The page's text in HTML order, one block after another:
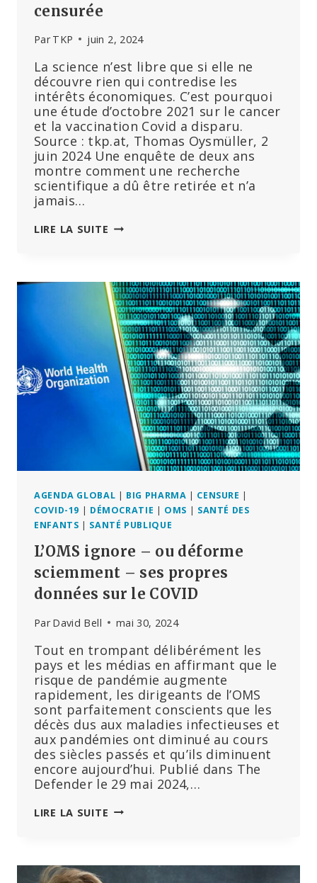
censurée
Par TKP juin 2, 2024
La science n’est libre que si elle ne
découvre rien qui contredise les
intérêts économiques. C’est pourquoi
une étude d’octobre 2021 sur le cancer
et la vaccination Covid a disparu.
Source : tkp.at, Thomas Oysmüller, 2
juin 2024 Une enquête de deux ans
montre comment une recherche
scientifique a dû être retirée et n’a
jamais…
LIRE LA SUITE UNE
RISQUE
DE
CANCER
LIÉ
À
LA
VACCINATION
COVID
CENSURÉE
AGENDA GLOBAL | BIG PHARMA | CENSURE |
COVID-19 | DÉMOCRATIE | OMS | SANTÉ DES
ENFANTS | SANTÉ PUBLIQUE
L’OMS ignore – ou déforme
sciemment – ses propres
données sur le COVID
Par David Bell mai 30, 2024
Tout en trompant délibérément les
pays et les médias en affirmant que le
risque de pandémie augmente
rapidement, les dirigeants de l’OMS
sont parfaitement conscients que les
décès dus aux maladies infectieuses et
aux pandémies ont diminué au cours
des siècles passés et qu’ils diminuent
encore aujourd’hui. Publié dans The
Defender le 29 mai 2024,…
LIRE LA SUITE L’OMS
DÉFORME